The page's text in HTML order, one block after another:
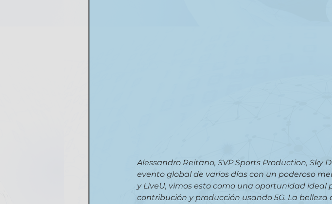
Alessandro Reitano, SVP Sports Production, Sky
evento global de varios días con un poderoso
y LiveU, vimos esto como una oportunidad
contribución y producción usando 5G. La